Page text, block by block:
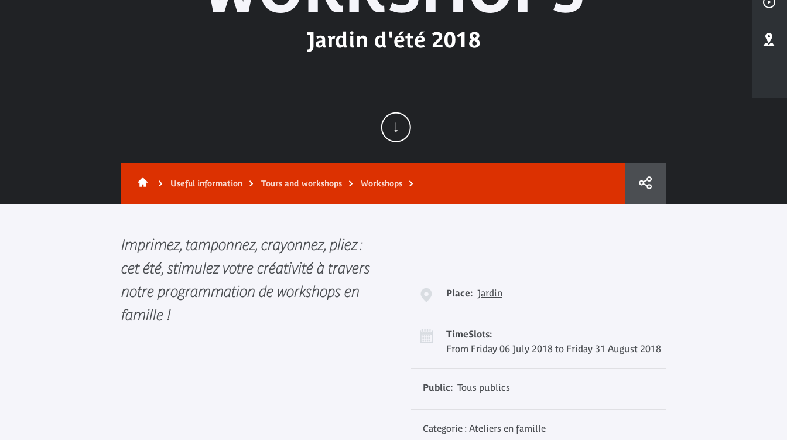
Jardin d'été 2018
Useful information Tours and workshops Workshops
Imprimez, tamponnez, crayonnez, pliez :
cet été, stimulez votre créativité à travers
notre programmation de workshops en
famille !
Place: Jardin
TimeSlots:
From Friday 06 July 2018 to Friday 31 August 2018
Public: Tous publics
Categorie : Ateliers en famille